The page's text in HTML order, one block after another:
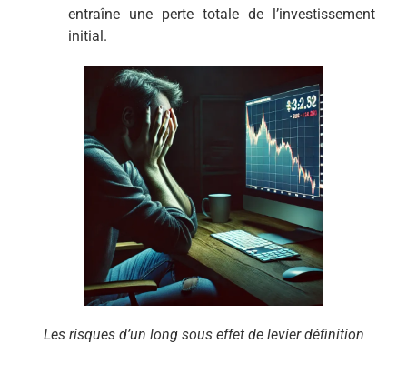
entraîne une perte totale de l’investissement
initial.
Les risques d’un long sous effet de levier définition